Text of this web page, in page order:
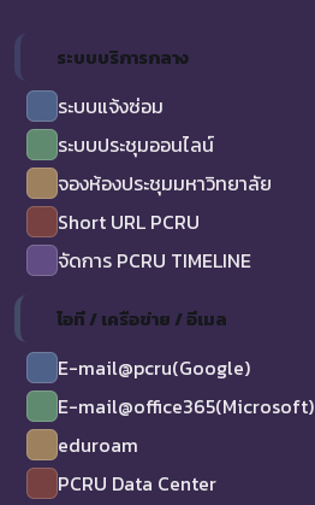
ระบบบริการกลาง
ระบบแจ้งซ่อม
ระบบประชุมออนไลน์
จองห้องประชุมมหาวิทยาลัย
Short URL PCRU
จัดการ PCRU TIMELINE
ไอที / เครือข่าย / อีเมล
E-mail@pcru(Google)
E-mail@office365(Microsoft)
eduroam
PCRU Data Center